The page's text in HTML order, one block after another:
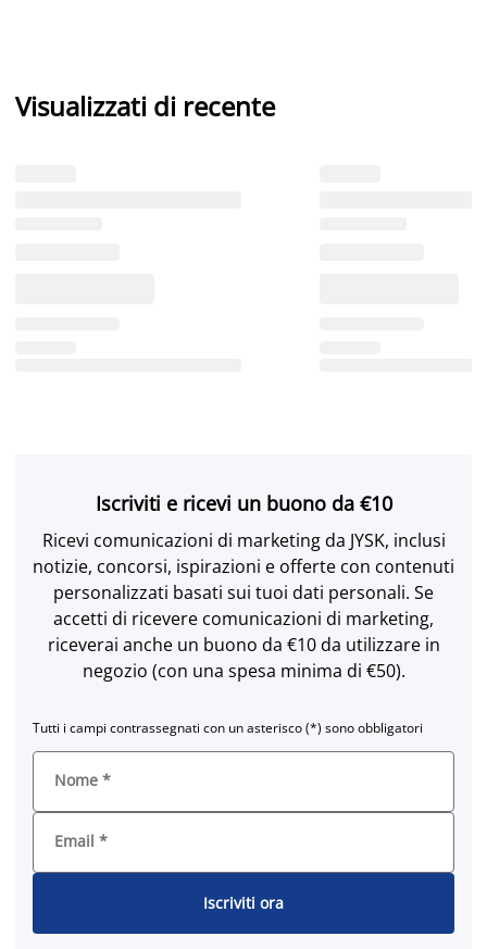
Visualizzati di recente
Iscriviti e ricevi un buono da €10
Ricevi comunicazioni di marketing da JYSK, inclusi
notizie, concorsi, ispirazioni e offerte con contenuti
personalizzati basati sui tuoi dati personali. Se
accetti di ricevere comunicazioni di marketing,
riceverai anche un buono da €10 da utilizzare in
negozio (con una spesa minima di €50).
Tutti i campi contrassegnati con un asterisco (*) sono obbligatori
Nome *
Email *
Iscriviti ora